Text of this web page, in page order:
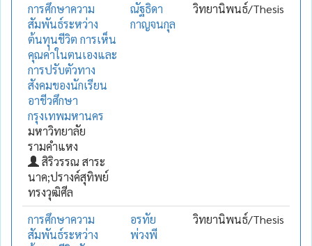
การศึกษาความ
สัมพันธ์ระหว่าง
ต้นทุนชีวิต การเห็น
คุณค่าในตนเองและ
การปรับตัวทาง
สังคมของนักเรียน
อาชีวศึกษา
กรุงเทพมหานคร
มหาวิทยาลัย
รามคำแหง
สิริวรรณ สาระ
นาค;ปรางค์สุทิพย์
ทรงวุฒิศีล
ณัฐธิดา
กาญจนกุล
วิทยานิพนธ์/Thesis
การศึกษาความ
สัมพันธ์ระหว่าง
อรทัย
พ่วงพี
วิทยานิพนธ์/Thesis